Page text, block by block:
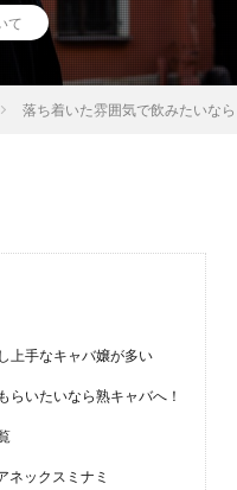
て
落ち着いた雰囲気で飲みたいな
上手なキャバ嬢が多い
らいたいなら熟キャバへ！
ネックスミナミ